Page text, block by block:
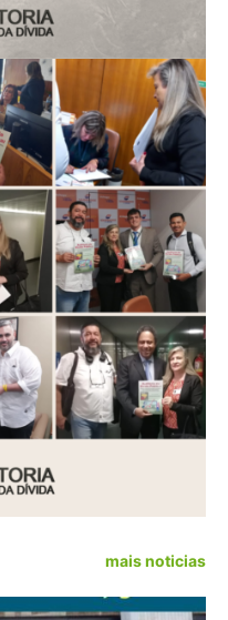
mais noticias